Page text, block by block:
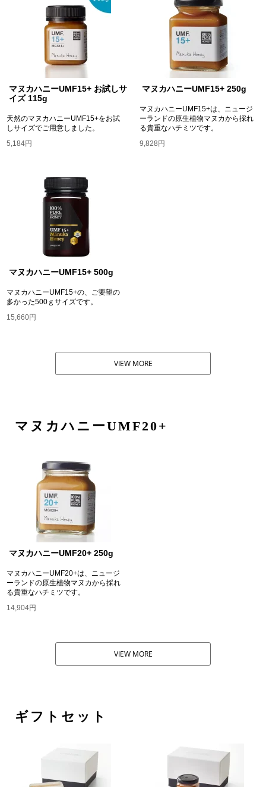
マヌカハニーUMF15+ お試しサ
イズ 115g
天然のマヌカハニーUMF15+をお試
しサイズでご用意しました。
5,184円
マヌカハニーUMF15+ 250g
マヌカハニーUMF15+は、ニュージ
ーランドの原生植物マヌカから採れ
る貴重なハチミツです。
9,828円
マヌカハニーUMF15+ 500g
マヌカハニーUMF15+の、ご要望の
多かった500ｇサイズです。
15,660円
VIEW MORE
マヌカハニーUMF20+
マヌカハニーUMF20+ 250g
マヌカハニーUMF20+は、ニュージ
ーランドの原生植物マヌカから採れ
る貴重なハチミツです。
14,904円
VIEW MORE
ギフトセット